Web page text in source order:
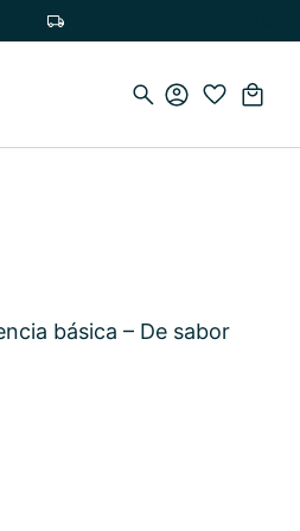
básica – De sabor